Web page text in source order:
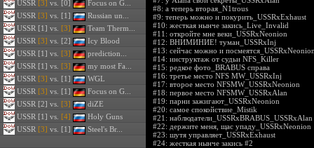
USSR [3] vs. [0]
Focus on G...
USSR [3] vs. [1]
Russian un...
USSR [1] vs. [3]
Team Therm...
USSR [3] vs. [2]
Icy Blood
USSR [1] vs. [3]
prediction...
USSR [1] vs. [3]
my most Fa...
USSR [3] vs. [1]
WGL
USSR [3] vs. [1]
Focus on G...
USSR [2] vs. [3]
diZE
USSR [1] vs. [4]
Holy Guns
USSR [3] vs. [1] Steel's Br...
#8: а теперь вторая_N1trous
#9: теперь можно и покурить_USSRxExhaust
#10: жесткая нынче закись_Live_Invalid
#11: откройте мне веки_USSRxNeonion
#12: ВНИМИНИЕ! туман_USSRxInj
#13: сейчас можно и
#14: инструктаж от судьи NFS_Killer
#15: редкое фото_BRABUS справа
#16: третье место NFS MW_USSRxInj
#17: второе место NFSMW_USSRxNeonion
#18: первое место NFSMW_USSRxAlan
#19: парни зажигают_USSRxNeonion
#20: самое спокойствие_Mistik
#21: наблюдатели_USSRxBRABUS_USSRxAlan
#22: держите меня, щас упаду_USSRxNeonion
#23: шутя управляет_USSRxExhaust
#24: жесткая нынче закись #2